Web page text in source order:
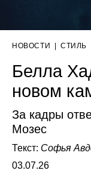
НОВОСТИ СТИЛЬ
Белла
новом
За кадры
Мозес
Текст: Софья
03.07.26